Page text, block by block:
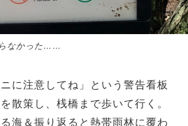
なかった……
に注意してね」という警告看板
散策し、桟橋まで歩いて行く。
海＆振り返ると熱帯雨林に覆わ